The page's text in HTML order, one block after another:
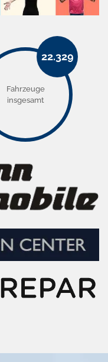
22.329
Fahrzeuge
insgesamt